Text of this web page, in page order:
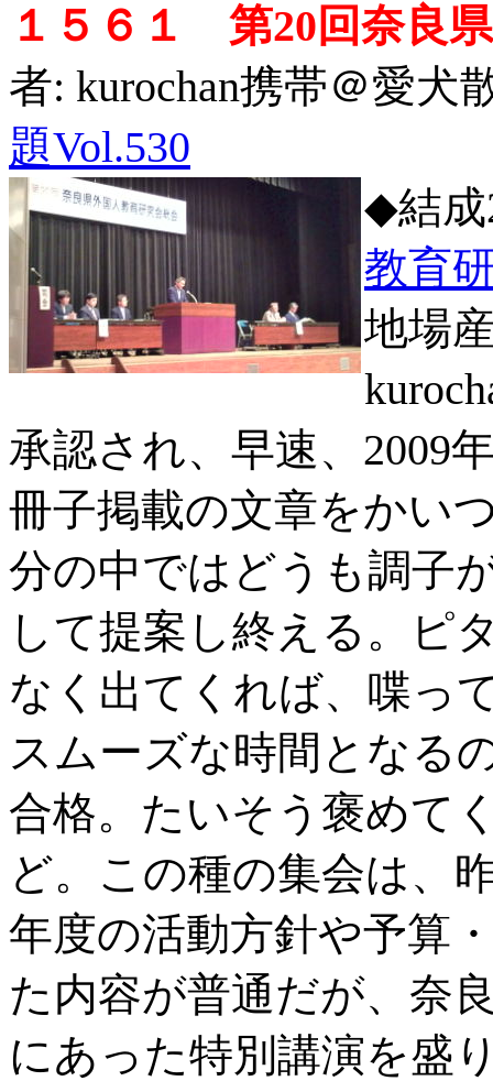
１５６１ 第20回奈良
者: kurochan携帯＠愛
題Vol.530
◆結成
教育
地場
承認され、早速、2009
冊子掲載の文章をかい
分の中ではどうも調子
して提案し終える。ピ
なく出てくれば、喋っ
スムーズな時間となる
合格。たいそう褒めて
ど。この種の集会は、
年度の活動方針や予算
た内容が普通だが、奈
にあった特別講演を盛